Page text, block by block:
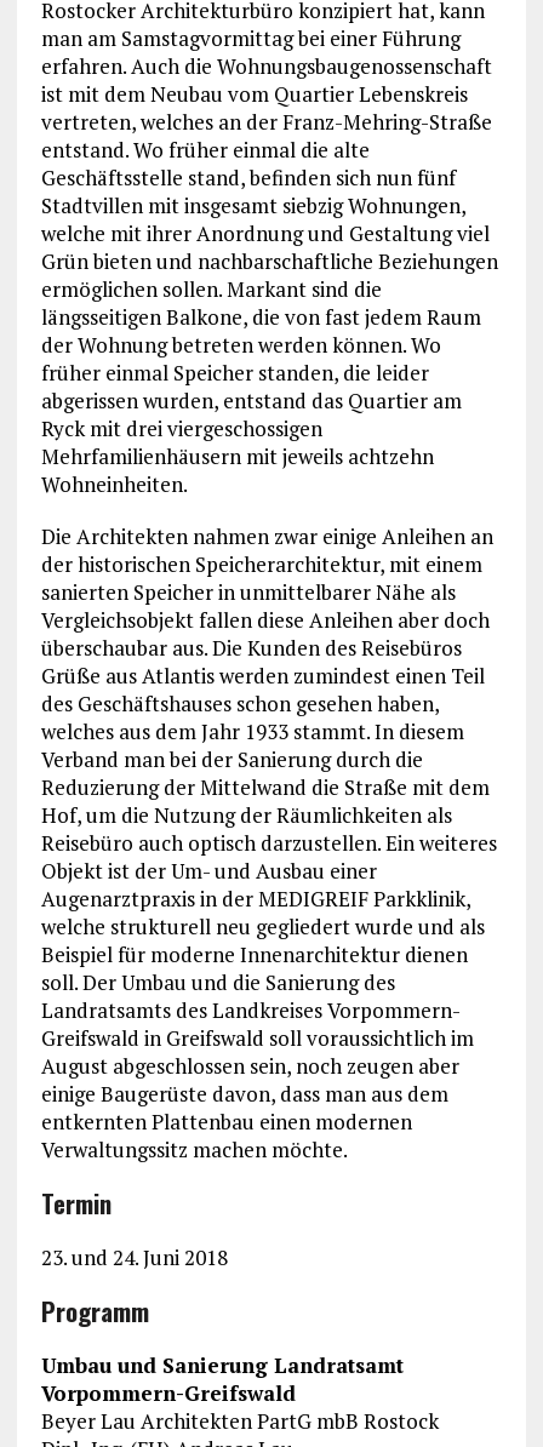
Rostocker Architekturbüro konzipiert hat, kann
man am Samstagvormittag bei einer Führung
erfahren. Auch die Wohnungsbaugenossenschaft
ist mit dem Neubau vom Quartier Lebenskreis
vertreten, welches an der Franz-Mehring-Straße
entstand. Wo früher einmal die alte
Geschäftsstelle stand, befinden sich nun fünf
Stadtvillen mit insgesamt siebzig Wohnungen,
welche mit ihrer Anordnung und Gestaltung viel
Grün bieten und nachbarschaftliche Beziehungen
ermöglichen sollen. Markant sind die
längsseitigen Balkone, die von fast jedem Raum
der Wohnung betreten werden können. Wo
früher einmal Speicher standen, die leider
abgerissen wurden, entstand das Quartier am
Ryck mit drei viergeschossigen
Mehrfamilienhäusern mit jeweils achtzehn
Wohneinheiten.
Die Architekten nahmen zwar einige Anleihen an
der historischen Speicherarchitektur, mit einem
sanierten Speicher in unmittelbarer Nähe als
Vergleichsobjekt fallen diese Anleihen aber doch
überschaubar aus. Die Kunden des Reisebüros
Grüße aus Atlantis werden zumindest einen Teil
des Geschäftshauses schon gesehen haben,
welches aus dem Jahr 1933 stammt. In diesem
Verband man bei der Sanierung durch die
Reduzierung der Mittelwand die Straße mit dem
Hof, um die Nutzung der Räumlichkeiten als
Reisebüro auch optisch darzustellen. Ein weiteres
Objekt ist der Um- und Ausbau einer
Augenarztpraxis in der MEDIGREIF Parkklinik,
welche strukturell neu gegliedert wurde und als
Beispiel für moderne Innenarchitektur dienen
soll. Der Umbau und die Sanierung des
Landratsamts des Landkreises Vorpommern-
Greifswald in Greifswald soll voraussichtlich im
August abgeschlossen sein, noch zeugen aber
einige Baugerüste davon, dass man aus dem
entkernten Plattenbau einen modernen
Verwaltungssitz machen möchte.
Termin
23. und 24. Juni 2018
Programm
Umbau und Sanierung Landratsamt
Vorpommern-Greifswald
Beyer Lau Architekten PartG mbB Rostock